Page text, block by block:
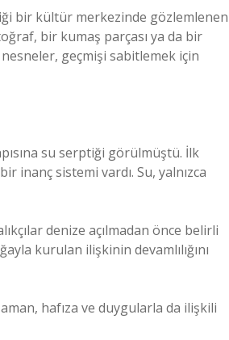
bir kültür merkezinde gözlemlenen
bir kumaş parçası ya da bir
geçmişi sabitlemek için
su serptiği görülmüştü. İlk
inanç sistemi vardı. Su, yalnızca
denize açılmadan önce belirli
kurulan ilişkinin devamlılığını
hafıza ve duygularla da ilişkili